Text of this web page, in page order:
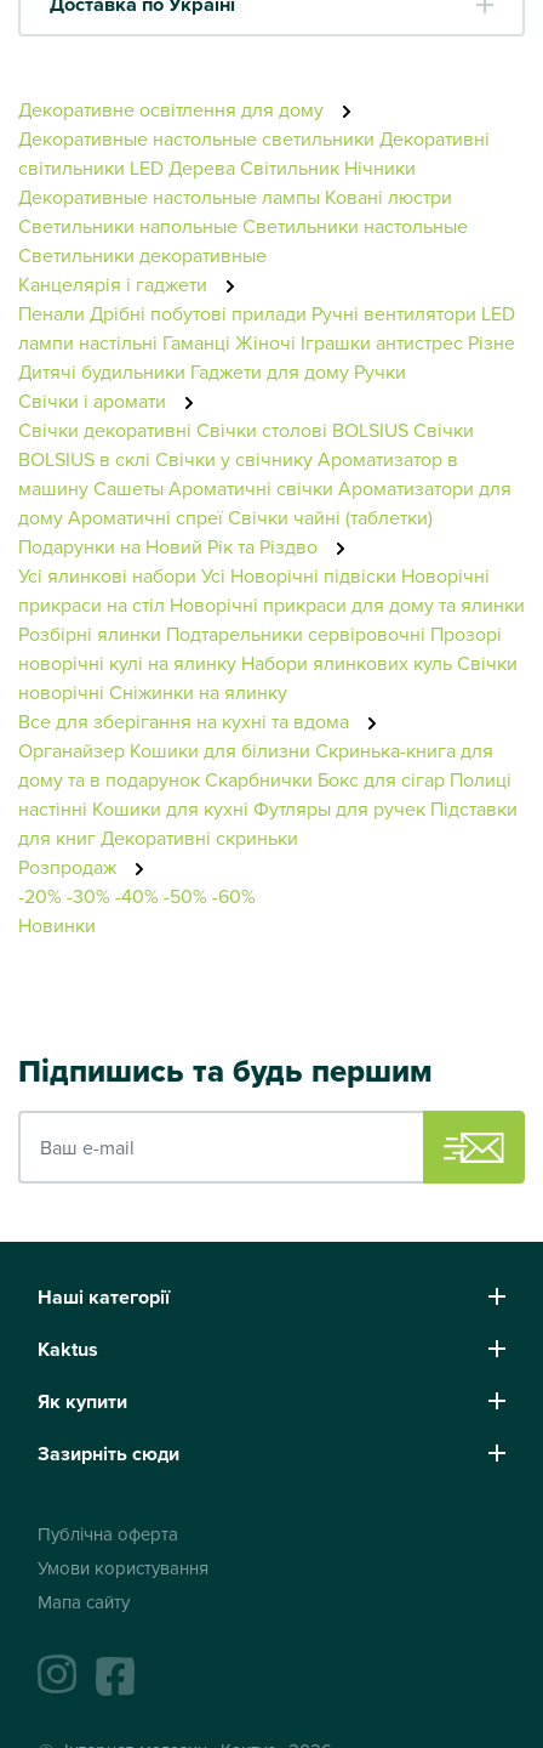
Декоративне освітлення для дому
Декоративные настольные светильники Декоративні
світильники LED ДереваСвітильник Нічники
Декоративные настольные лампы Ковані люстри
Светильники напольныеСветильники настольные
Светильники декоративные
Канцелярія і гаджети
Пенали Дрібні побутові прилади Ручні вентилятори LED
лампи настільні Гаманці Жіночі Іграшки антистрес Різне
Дитячі будильники Гаджети для дому Ручки
Свічки і аромати
Свічки декоративні Свічки столові BOLSIUSСвічки
BOLSIUS в склі Свічки у свічникуАроматизатор в
машинуСашетыАроматичні свічки Ароматизатори для
домуАроматичні спреїСвічки чайні (таблетки)
Подарунки на Новий Рік та Різдво
Усі ялинкові набори Усі Новорічні підвіски Новорічні
прикраси на стіл Новорічні прикраси для дому та ялинки
Розбірні ялинки Подтарельники сервіровочні Прозорі
новорічні кулі на ялинку Набори ялинкових кульСвічки
новорічні Сніжинки на ялинку
Все для зберігання на кухні та вдома
Органайзер Кошики для білизни Скринька-книга для
дому та в подарунокСкарбнички Бокс для сігар Полиці
настінні Кошики для кухні Футляры для ручек Підставки
для книгДекоративні скриньки
Розпродаж
-20%-30%-40%-50%-60%
Новинки
Підпишись та будь першим
Наші категорії
Kaktus
Як купити
Зазирніть сюди
Публічна оферта
Умови користування
Мапа сайту
instagramfacebook